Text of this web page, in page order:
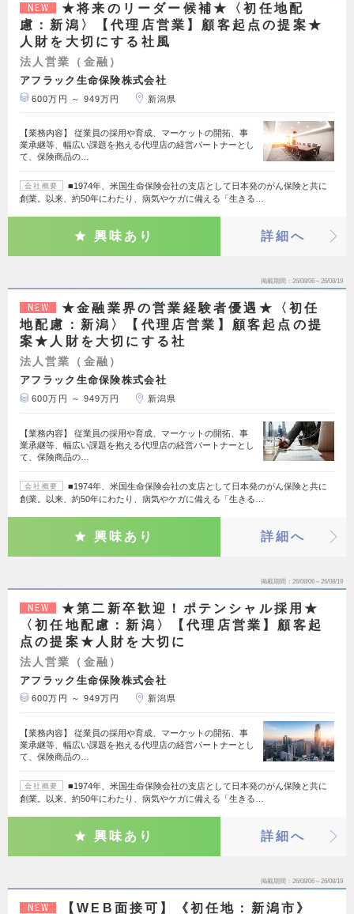
NEW
★将来のリーダー候補★〈初任地配
慮：新潟〉【代理店営業】顧客起点の提案★
人財を大切にする社風
法人営業（金融）
アフラック生命保険株式会社
600万円 ～ 949万円 新潟県
【業務内容】 従業員の採用や育成、マーケットの開拓、事
業承継等、幅広い課題を抱える代理店の経営パートナーとし
て、保険商品の…
会社概要
■1974年、米国生命保険会社の支店として日本発のがん保険と共に
創業。以来、約50年にわたり、病気やケガに備える「生きる…
興味あり 詳細へ
掲載期間 26/08/06～26/08/19
NEW
★金融業界の営業経験者優遇★〈初任
地配慮：新潟〉【代理店営業】顧客起点の提
案★人財を大切にする社
法人営業（金融）
アフラック生命保険株式会社
600万円 ～ 949万円 新潟県
【業務内容】 従業員の採用や育成、マーケットの開拓、事
業承継等、幅広い課題を抱える代理店の経営パートナーとし
て、保険商品の…
会社概要
■1974年、米国生命保険会社の支店として日本発のがん保険と共に
創業。以来、約50年にわたり、病気やケガに備える「生きる…
興味あり 詳細へ
掲載期間 26/08/06～26/08/19
NEW
★第二新卒歓迎！ポテンシャル採用★
〈初任地配慮：新潟〉【代理店営業】顧客起
点の提案★人財を大切に
法人営業（金融）
アフラック生命保険株式会社
600万円 ～ 949万円 新潟県
【業務内容】 従業員の採用や育成、マーケットの開拓、事
業承継等、幅広い課題を抱える代理店の経営パートナーとし
て、保険商品の…
会社概要
■1974年、米国生命保険会社の支店として日本発のがん保険と共に
創業。以来、約50年にわたり、病気やケガに備える「生きる…
興味あり 詳細へ
掲載期間 26/08/06～26/08/19
NEW 【WEB面接可】《初任地：新潟市》